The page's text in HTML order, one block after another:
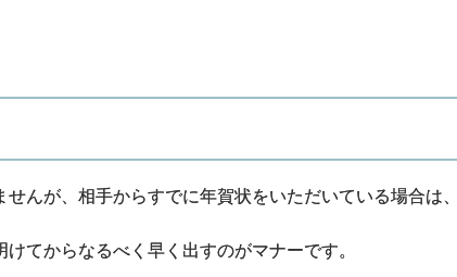
んが、相手からすでに年賀状をいただいている場合は
てからなるべく早く出すのがマナーです。